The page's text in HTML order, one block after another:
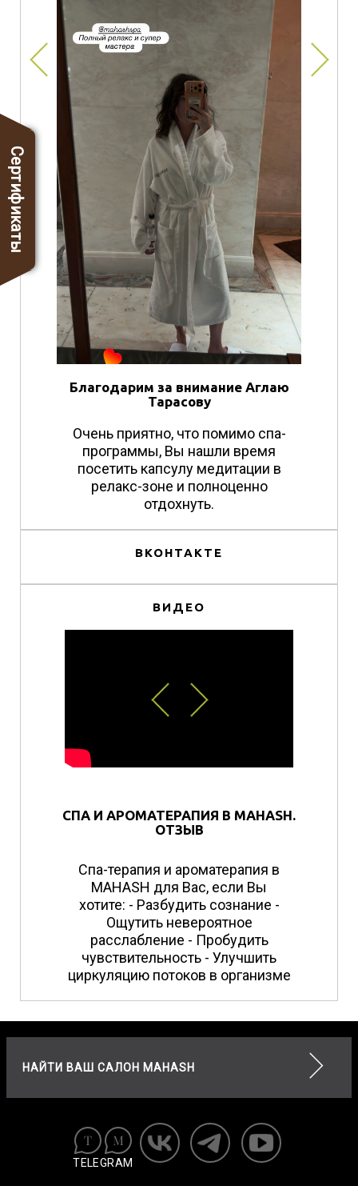
Благодарим за внимание Аглаю
Тарасову
Очень приятно, что помимо спа-
программы, Вы нашли время
посетить капсулу медитации в
релакс-зоне и полноценно
отдохнуть.
ВКОНТАКТЕ
ВИДЕО
СПА И АРОМАТЕРАПИЯ В MAHASH.
ОТЗЫВ
Спа-терапия и ароматерапия в
MAHASH для Вас, если Вы
хотите: - Разбудить сознание -
Ощутить невероятное
расслабление - Пробудить
чувствительность - Улучшить
циркуляцию потоков в организме
Сертификаты
НАЙТИ ВАШ САЛОН MAHASH
TELEGRAM